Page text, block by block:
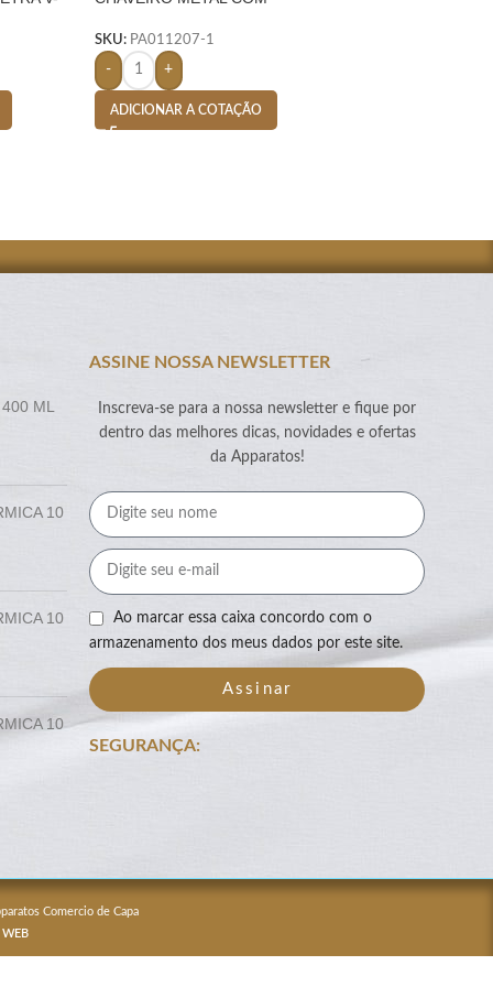
SKU: PA011207-1
- +
ADICIONAR A COTAÇÃO
ML
10
10
10
ASSINE NOSSA NEWSLETTER
Inscreva-se para a nossa newsletter e fique por
dentro das melhores dicas, novidades e ofertas
da Apparatos!
Ao marcar essa caixa concordo com o
armazenamento dos meus dados por este site.
Assinar
SEGURANÇA:
Comercio de Capa
WEB